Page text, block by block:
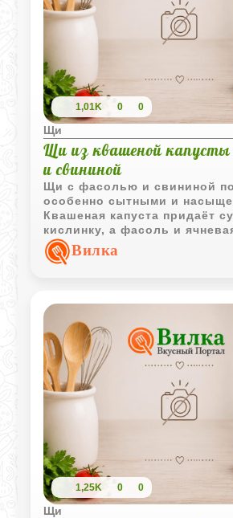
1,01K 0 0
Щи
Щи из квашеной
и свининой
Щи с фасолью и свининой
особенно сытными и
Квашеная капуста придаёт
кислинку, а фасоль и
делают блюдо густым,
согревающим.
Вилка
1,25K 0 0
Щи